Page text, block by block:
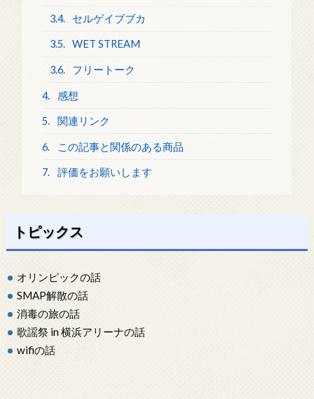
3.4. セルゲイブブカ
3.5. WET STREAM
3.6. フリートーク
4. 感想
5. 関連リンク
6. この記事と関係のある商品
7. 評価をお願いします
トピックス
オリンピックの話
SMAP解散の話
消毒の旅の話
歌謡祭 in 横浜アリーナの話
wifiの話